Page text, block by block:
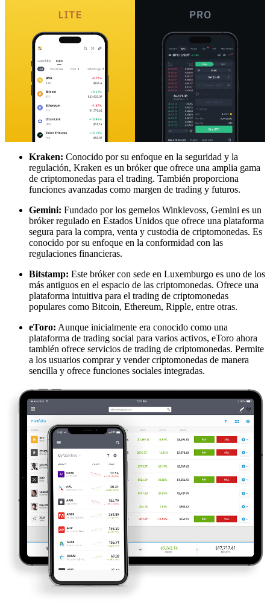
Kraken: Conocido por su enfoque en la seguridad y la
regulación, Kraken es un bróker que ofrece una amplia gama
de criptomonedas para el trading. También proporciona
funciones avanzadas como margen de trading y futuros.
Gemini: Fundado por los gemelos Winklevoss, Gemini es un
bróker regulado en Estados Unidos que ofrece una plataforma
segura para la compra, venta y custodia de criptomonedas. Es
conocido por su enfoque en la conformidad con las
regulaciones financieras.
Bitstamp: Este bróker con sede en Luxemburgo es uno de los
más antiguos en el espacio de las criptomonedas. Ofrece una
plataforma intuitiva para el trading de criptomonedas
populares como Bitcoin, Ethereum, Ripple, entre otras.
eToro: Aunque inicialmente era conocido como una
plataforma de trading social para varios activos, eToro ahora
también ofrece servicios de trading de criptomonedas. Permite
a los usuarios comprar y vender criptomonedas de manera
sencilla y ofrece funciones sociales integradas.